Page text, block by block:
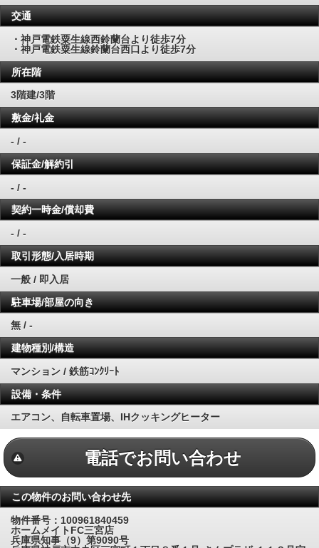
交通
・神戸電鉄粟生線西鈴蘭台より徒歩7分
・神戸電鉄粟生線鈴蘭台西口より徒歩7分
所在階
3階建/3階
敷金/礼金
- / -
保証金/解約引
- / -
契約一時金/償却費
- / -
取引形態/入居時期
一般 / 即入居
駐車場/部屋の向き
無 / -
建物種別/構造
マンション / 鉄筋ｺﾝｸﾘｰﾄ
設備・条件
エアコン、自転車置場、IHクッキングヒーター
電話でお問い合わせ
この物件のお問い合わせ先
物件番号：100961840459
ホームメイトFC三宮店
兵庫県知事（9）第9090号